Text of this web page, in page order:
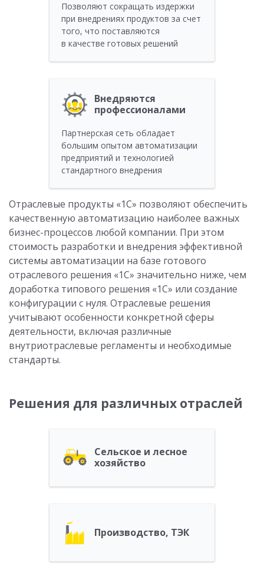
Позволяют сокращать издержки
при внедрениях продуктов за счет
того, что поставляются
в качестве готовых решений
Внедряются
профессионалами
Партнерская сеть обладает
большим опытом автоматизации
предприятий и технологией
стандартного внедрения
Отраслевые продукты «1С» позволяют обеспечить
качественную автоматизацию наиболее важных
бизнес-процессов любой компании. При этом
стоимость разработки и внедрения эффективной
системы автоматизации на базе готового
отраслевого решения «1С» значительно ниже, чем
доработка типового решения «1С» или создание
конфигурации с нуля. Отраслевые решения
учитывают особенности конкретной сферы
деятельности, включая различные
внутриотраслевые регламенты и необходимые
стандарты.
Решения для различных отраслей
Сельское и лесное
хозяйство
Производство, ТЭК